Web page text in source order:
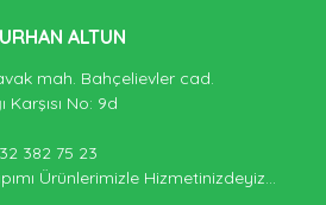
ALTUN
mah. Bahçelievler cad.
No: 9d
382 75 23
Ürünlerimizle Hizmetinizdeyiz...